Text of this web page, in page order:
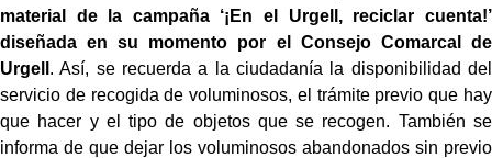
material de la campaña ‘¡En el Urgell, reciclar cuenta!’
diseñada en su momento por el Consejo Comarcal de
Urgell . Así, se recuerda a la ciudadanía la disponibilidad del
servicio de recogida de voluminosos, el trámite previo que hay
que hacer y el tipo de objetos que se recogen. También se
informa de que dejar los voluminosos abandonados sin previo